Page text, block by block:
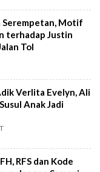
Serempetan, Motif
terhadap Justin
Tol
Verlita Evelyn, Ali
Anak Jadi
RFS dan Kode